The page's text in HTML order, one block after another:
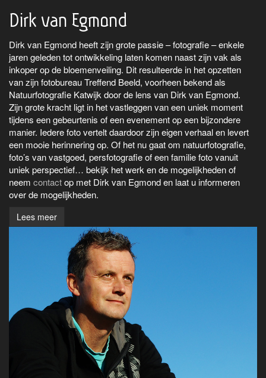
Dirk van Egmond
Dirk van Egmond heeft zijn grote passie – fotografie – enkele
jaren geleden tot ontwikkeling laten komen naast zijn vak als
inkoper op de bloemenveiling. Dit resulteerde in het opzetten
van zijn fotobureau Treffend Beeld, voorheen bekend als
Natuurfotografie Katwijk door de lens van Dirk van Egmond.
Zijn grote kracht ligt in het vastleggen van een uniek moment
tijdens een gebeurtenis of een evenement op een bijzondere
manier. Iedere foto vertelt daardoor zijn eigen verhaal en levert
een mooie herinnering op. Of het nu gaat om natuurfotografie,
foto’s van vastgoed, persfotografie of een familie foto vanuit
uniek perspectief… bekijk het werk en de mogelijkheden of
neem contactop met Dirk van Egmond en laat u informeren
over de mogelijkheden.
Lees meer